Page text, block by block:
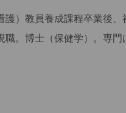
）教員養成課程卒業後
。博士（保健学）。専門